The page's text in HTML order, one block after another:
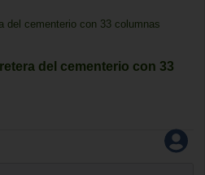
del cementerio con 33